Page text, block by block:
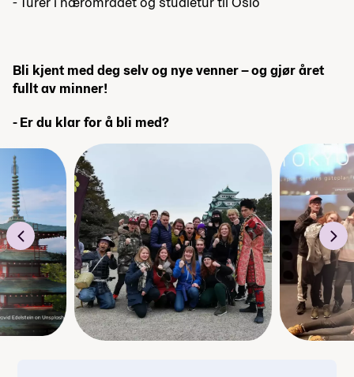
Bli kjent med deg selv og nye venner – og gjør året
fullt av minner!
- Er du klar for å bli med?